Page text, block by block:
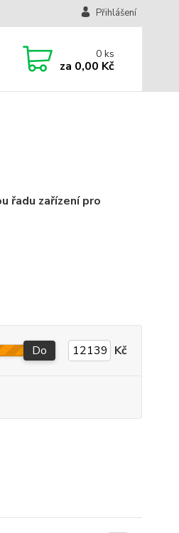
Přihlášení
0ks
za 0,00 Kč
řadu zařízení pro
Do Kč